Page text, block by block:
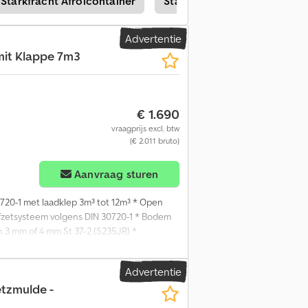
Advertentie
Klappe 7m3
€ 1.690
vraagprijs excl. btw
(€ 2.011 bruto)
Aanvraag sturen
1 met laadklep 3m³ tot 12m³ * Open
volgens DIN 30720-1 * Bodem
mm of 4 mm St 37-2 (S235JR) *
uitstortzijde, enkel- of dubbelzijdig
zeil- en netogen * Versterkte
Advertentie
-